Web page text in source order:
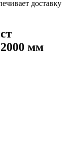
доставку
мм